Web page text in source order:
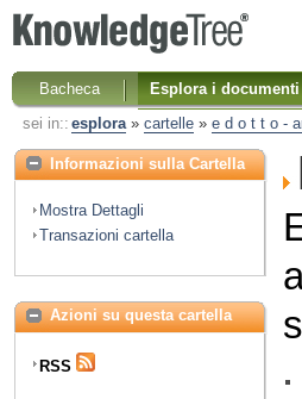
Bacheca
Esplora i documenti
sei in:: esplora» cartelle» e d o t t o -
Informazioni sulla Cartella
Mostra Dettagli
Transazioni cartella
Azioni su questa cartella
RSS